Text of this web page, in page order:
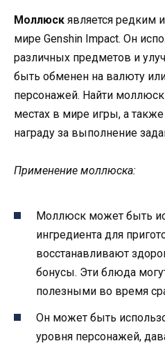
Моллюск является редким
мире Genshin Impact. Он
различных предметов и
быть обменен на валюту
персонажей. Найти
местах в мире игры, а также
награду за выполнение
Применение моллюска:
Моллюск может быть
ингредиента для
восстанавливают
бонусы. Эти блюда
полезными во время
Он может быть
уровня персонажей,